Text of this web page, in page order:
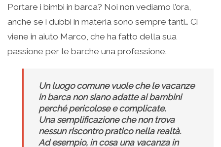
su
Facebook
apre
una
nuova
finestra)
condividere
su
Twitter
(Si
in
una
nuova
finestra)
condividere
su
Google+
(Si
in
una
nuova
finestra)
condividere
su
LinkedIn
(Si
in
una
finestra)
stampare
(Si
in
nuova
finestra)
Portare i bimbi in barca? Noi non vediamo l’ora,
anche se i dubbi in materia sono sempre tanti… Ci
viene in aiuto Marco, che ha fatto della sua
passione per le barche una professione.
Un luogo comune vuole che le vacanze
in barca non siano adatte ai bambini
perché pericolose e complicate.
Una semplificazione che non trova
nessun riscontro pratico nella realtà.
Ad esempio, in cosa una vacanza in